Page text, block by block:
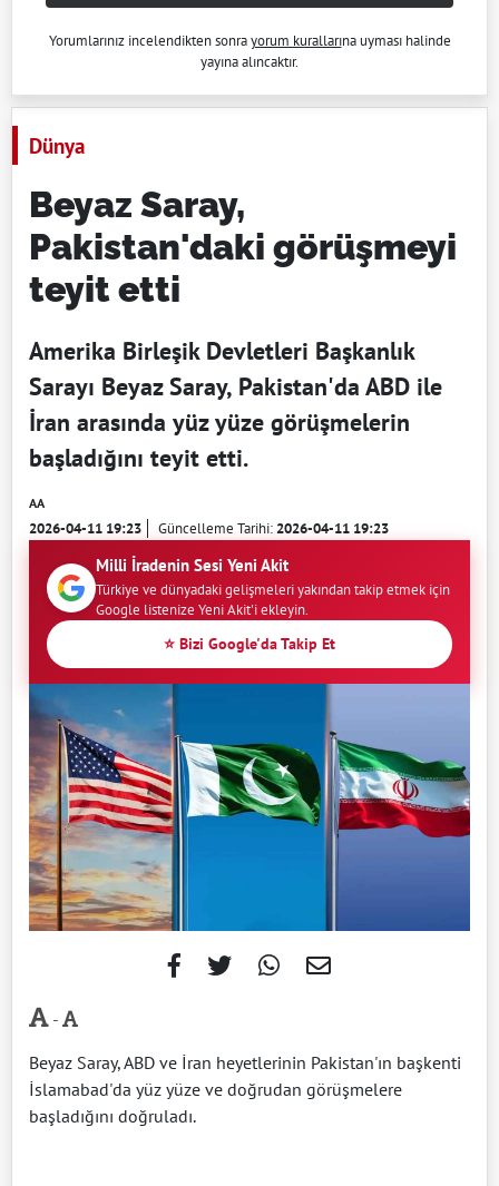
Yorumlarınız incelendikten sonrayorum kurallarına uyması halinde
yayına alıncaktır.
Dünya
Beyaz Saray,
Pakistan'daki görüşmeyi
teyit etti
Amerika Birleşik Devletleri Başkanlık
Sarayı Beyaz Saray, Pakistan'da ABD ile
İran arasında yüz yüze görüşmelerin
başladığını teyit etti.
AA
2026-04-11 19:23 Güncelleme Tarihi:2026-04-11 19:23
Milli İradenin Sesi Yeni Akit
Türkiye ve dünyadaki gelişmeleri yakından takip etmek için
Google listenize Yeni Akit'i ekleyin.
⭐ Bizi Google'da Takip Et
-
Beyaz Saray, ABD ve İran heyetlerinin Pakistan'ın başkenti
İslamabad'da yüz yüze ve doğrudan görüşmelere
başladığını doğruladı.